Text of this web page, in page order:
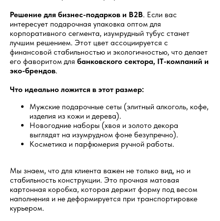
Решение для бизнес-подарков и B2B. Если вас
интересует подарочная упаковка оптом для
корпоративного сегмента, изумрудный тубус станет
лучшим решением. Этот цвет ассоциируется с
финансовой стабильностью и экологичностью, что делает
его фаворитом для банковского сектора, IT-компаний и
эко-брендов.
Что идеально ложится в этот размер:
Мужские подарочные сеты (элитный алкоголь, кофе,
изделия из кожи и дерева).
Новогодние наборы (хвоя и золото декора
выглядят на изумрудном фоне безупречно).
Косметика и парфюмерия ручной работы.
Мы знаем, что для клиента важен не только вид, но и
стабильность конструкции. Это прочная матовая
картонная коробка, которая держит форму под весом
наполнения и не деформируется при транспортировке
курьером.